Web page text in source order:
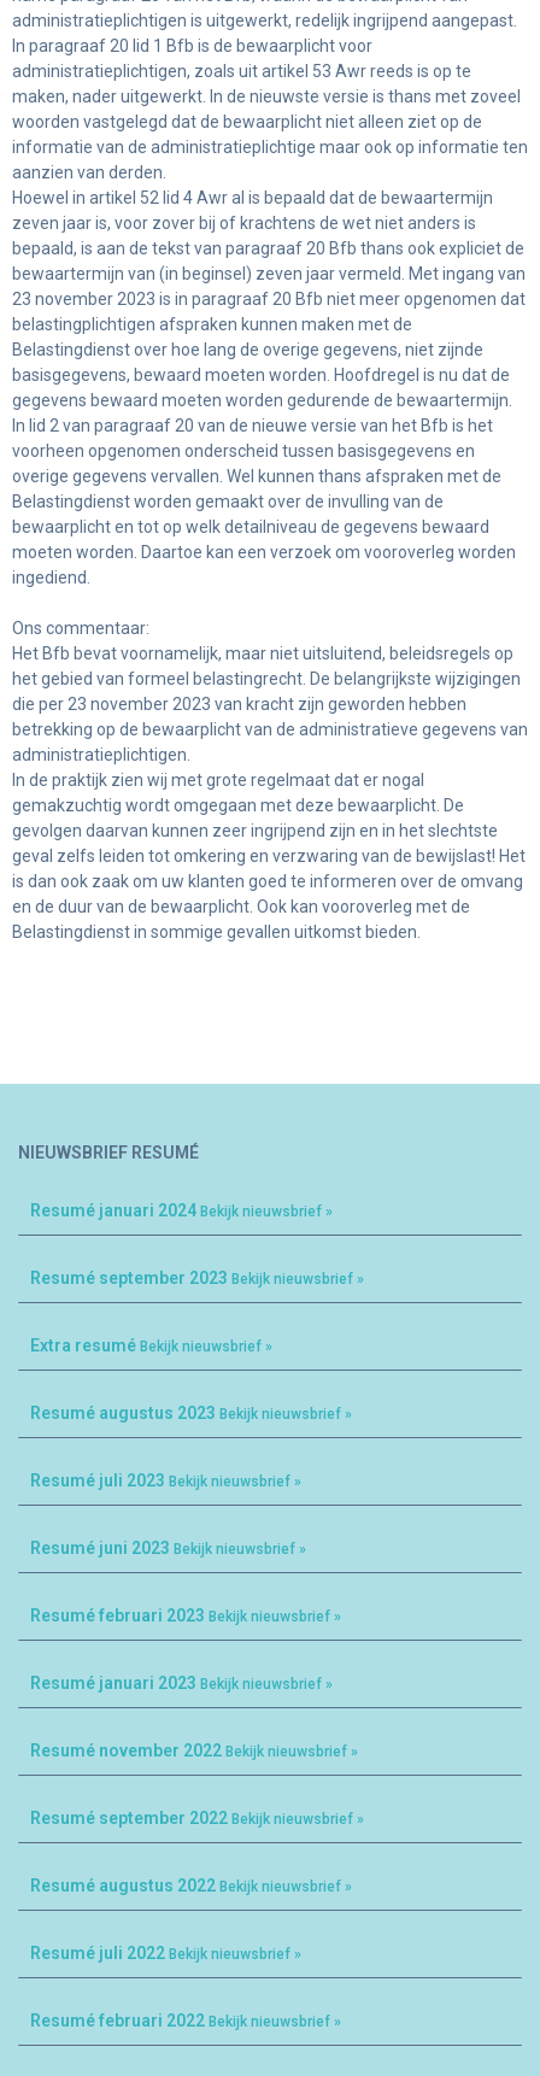
administratieplichtigen is uitgewerkt, redelijk ingrijpend aangepast.
In paragraaf 20 lid 1 Bfb is de bewaarplicht voor
administratieplichtigen, zoals uit artikel 53 Awr reeds is op te
maken, nader uitgewerkt. In de nieuwste versie is thans met zoveel
woorden vastgelegd dat de bewaarplicht niet alleen ziet op de
informatie van de administratieplichtige maar ook op informatie ten
aanzien van derden.
Hoewel in artikel 52 lid 4 Awr al is bepaald dat de bewaartermijn
zeven jaar is, voor zover bij of krachtens de wet niet anders is
bepaald, is aan de tekst van paragraaf 20 Bfb thans ook expliciet de
bewaartermijn van (in beginsel) zeven jaar vermeld. Met ingang van
23 november 2023 is in paragraaf 20 Bfb niet meer opgenomen dat
belastingplichtigen afspraken kunnen maken met de
Belastingdienst over hoe lang de overige gegevens, niet zijnde
basisgegevens, bewaard moeten worden. Hoofdregel is nu dat de
gegevens bewaard moeten worden gedurende de bewaartermijn.
In lid 2 van paragraaf 20 van de nieuwe versie van het Bfb is het
voorheen opgenomen onderscheid tussen basisgegevens en
overige gegevens vervallen. Wel kunnen thans afspraken met de
Belastingdienst worden gemaakt over de invulling van de
bewaarplicht en tot op welk detailniveau de gegevens bewaard
moeten worden. Daartoe kan een verzoek om vooroverleg worden
ingediend.
Ons commentaar:
Het Bfb bevat voornamelijk, maar niet uitsluitend, beleidsregels op
het gebied van formeel belastingrecht. De belangrijkste wijzigingen
die per 23 november 2023 van kracht zijn geworden hebben
betrekking op de bewaarplicht van de administratieve gegevens van
administratieplichtigen.
In de praktijk zien wij met grote regelmaat dat er nogal
gemakzuchtig wordt omgegaan met deze bewaarplicht. De
gevolgen daarvan kunnen zeer ingrijpend zijn en in het slechtste
geval zelfs leiden tot omkering en verzwaring van de bewijslast! Het
is dan ook zaak om uw klanten goed te informeren over de omvang
en de duur van de bewaarplicht. Ook kan vooroverleg met de
Belastingdienst in sommige gevallen uitkomst bieden.
NIEUWSBRIEF RESUMÉ
Resumé januari 2024 Bekijk nieuwsbrief »
Resumé september 2023 Bekijk nieuwsbrief »
Extra resumé Bekijk nieuwsbrief »
Resumé augustus 2023 Bekijk nieuwsbrief »
Resumé juli 2023 Bekijk nieuwsbrief »
Resumé juni 2023 Bekijk nieuwsbrief »
Resumé februari 2023 Bekijk nieuwsbrief »
Resumé januari 2023 Bekijk nieuwsbrief »
Resumé november 2022 Bekijk nieuwsbrief »
Resumé september 2022 Bekijk nieuwsbrief »
Resumé augustus 2022 Bekijk nieuwsbrief »
Resumé juli 2022 Bekijk nieuwsbrief »
Resumé februari 2022 Bekijk nieuwsbrief »